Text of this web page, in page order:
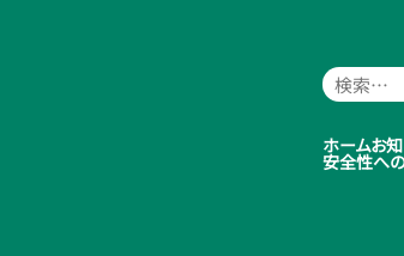
検
ホームお知
安全性へ
ホー